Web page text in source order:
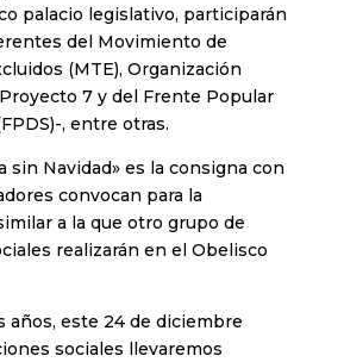
palacio legislativo, participarán
del Movimiento de
(MTE), Organización
7 y del Frente Popular
, entre otras.
sin Navidad» es la consigna con
convocan para la
a la que otro grupo de
realizarán en el Obelisco
años, este 24 de diciembre
sociales llevaremos